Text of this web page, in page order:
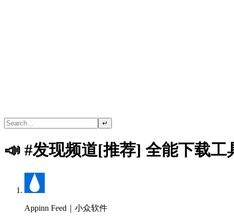
↵
📣 #发现频道[推荐] 全能下载工
Appinn Feed｜小众软件